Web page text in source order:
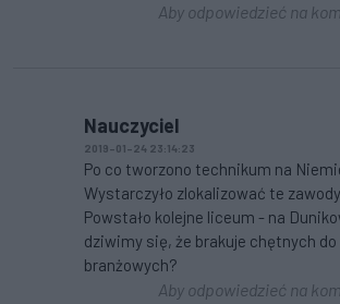
Aby odpowiedzieć na
Nauczyciel
2019-01-24 23:14:23
Po co tworzono technikum na
Wystarczyło zlokalizować te
Powstało kolejne liceum - na
dziwimy się, że brakuje chętnych
branżowych?
Aby odpowiedzieć na